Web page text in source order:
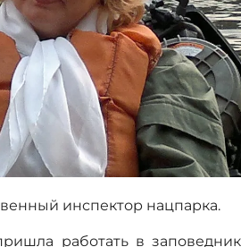
инспектор нацпарка.
работать в